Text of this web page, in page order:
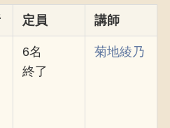
定員 講師
6名
終了
菊地綾乃